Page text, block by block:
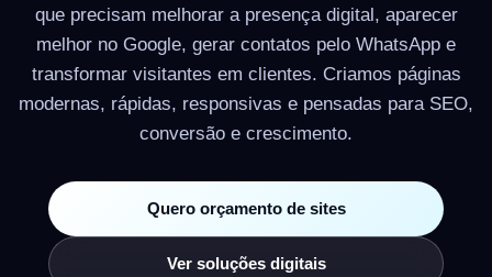
que precisam melhorar a presença digital, aparecer
melhor no Google, gerar contatos pelo WhatsApp e
transformar visitantes em clientes. Criamos páginas
modernas, rápidas, responsivas e pensadas para SEO,
conversão e crescimento.
Quero orçamento de sites
Ver soluções digitais